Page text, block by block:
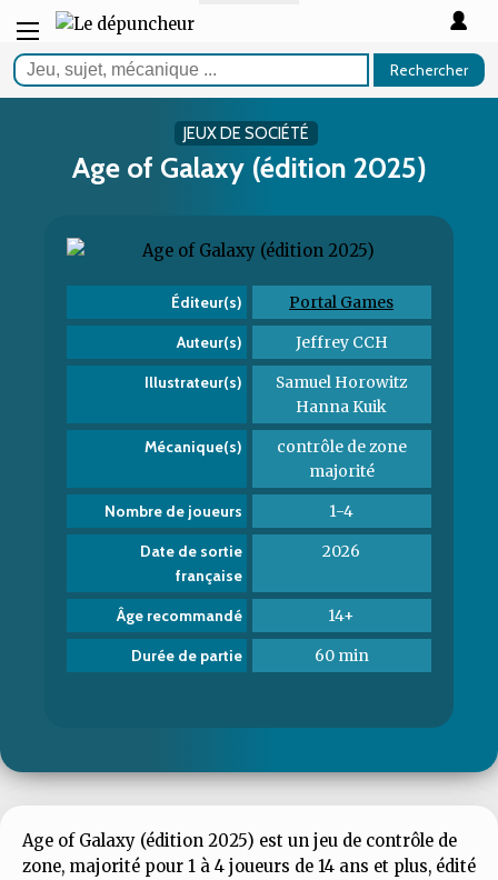
Rechercher
JEUX DE SOCIÉTÉ
Age of Galaxy (édition 2025)
Éditeur(s) Portal Games
Auteur(s) Jeffrey CCH
Illustrateur(s)
Samuel Horowitz
Hanna Kuik
Mécanique(s)
contrôle de zone
majorité
Nombre de joueurs 1-4
Date de sortie
française
2026
Âge recommandé 14+
Durée de partie 60 min
Age of Galaxy (édition 2025) est un jeu de contrôle de
zone, majorité pour 1 à 4 joueurs de 14 ans et plus, édité